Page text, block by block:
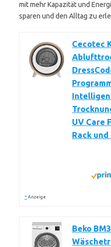
mit mehr Kapazität und
sparen und den Alltag zu
Cecotec
UV Care
Rack
* Anzeige
Beko